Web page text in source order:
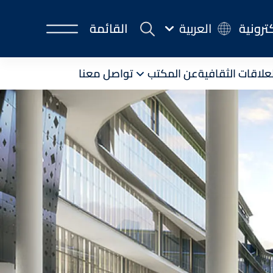
العربية القائمة
الثقافيةعن المكتب تواصل معنا